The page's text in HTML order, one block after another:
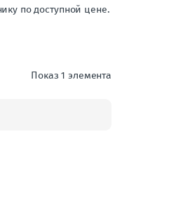
по доступной цене.
Показ 1 элемента